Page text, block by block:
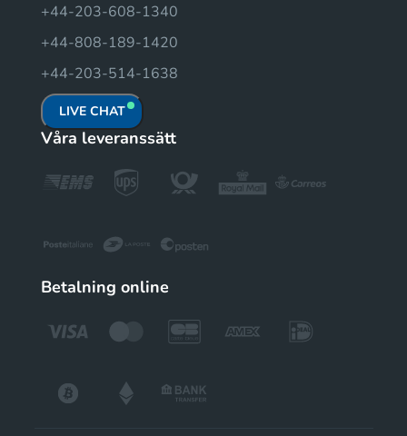
+44-203-608-1340
+44-808-189-1420
+44-203-514-1638
LIVE CHAT
Våra leveranssätt
Betalning online